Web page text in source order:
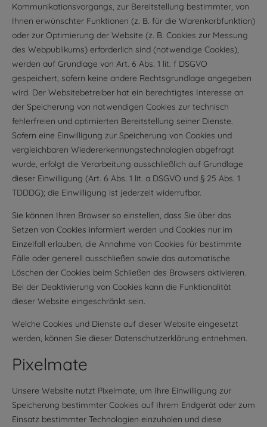
Kommunikationsvorgangs, zur Bereitstellung bestimmter, von
Ihnen erwünschter Funktionen (z. B. für die Warenkorbfunktion)
oder zur Optimierung der Website (z. B. Cookies zur Messung
des Webpublikums) erforderlich sind (notwendige Cookies),
werden auf Grundlage von Art. 6 Abs. 1 lit. f DSGVO
gespeichert, sofern keine andere Rechtsgrundlage angegeben
wird. Der Websitebetreiber hat ein berechtigtes Interesse an
der Speicherung von notwendigen Cookies zur technisch
fehlerfreien und optimierten Bereitstellung seiner Dienste.
Sofern eine Einwilligung zur Speicherung von Cookies und
vergleichbaren Wiedererkennungstechnologien abgefragt
wurde, erfolgt die Verarbeitung ausschließlich auf Grundlage
dieser Einwilligung (Art. 6 Abs. 1 lit. a DSGVO und § 25 Abs. 1
TDDDG); die Einwilligung ist jederzeit widerrufbar.
Sie können Ihren Browser so einstellen, dass Sie über das
Setzen von Cookies informiert werden und Cookies nur im
Einzelfall erlauben, die Annahme von Cookies für bestimmte
Fälle oder generell ausschließen sowie das automatische
Löschen der Cookies beim Schließen des Browsers aktivieren.
Bei der Deaktivierung von Cookies kann die Funktionalität
dieser Website eingeschränkt sein.
Welche Cookies und Dienste auf dieser Website eingesetzt
werden, können Sie dieser Datenschutzerklärung entnehmen.
Pixelmate
Unsere Website nutzt Pixelmate, um Ihre Einwilligung zur
Speicherung bestimmter Cookies auf Ihrem Endgerät oder zum
Einsatz bestimmter Technologien einzuholen und diese